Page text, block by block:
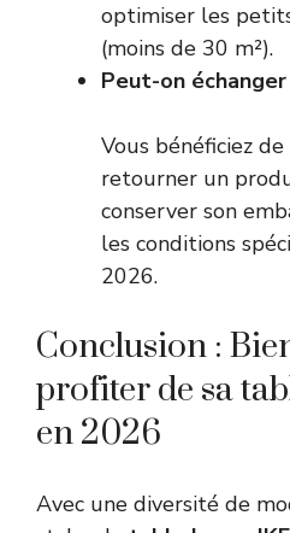
optimiser les
(moins de 30 m²).
Peut-on
Vous bénéficiez
retourner un
conserver son
les conditions
2026.
Conclusion :
profiter de sa
en 2026
Avec une diversité de